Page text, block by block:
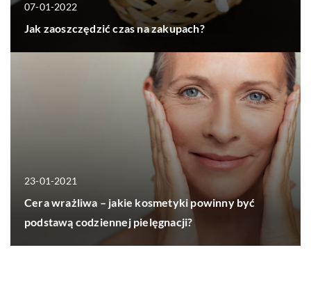
07-01-2022
Jak zaoszczędzić czas na zakupach?
23-01-2021
Cera wrażliwa – jakie kosmetyki powinny być
podstawą codziennej pielęgnacji?